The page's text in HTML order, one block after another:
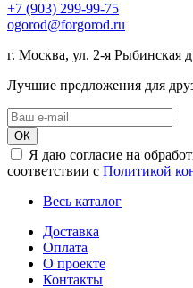
+7 (903) 299-99-75
ogorod@forgorod.ru
г. Москва, ул. 2-я Рыбинская
Лучшие предложения для
ОК
Я даю согласие на
соответствии с Политикой
Весь каталог
Доставка
Оплата
О проекте
Контакты